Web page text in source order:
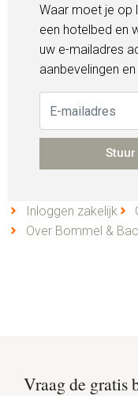
Waar moet je op
een hotelbed en
uw e-mailadres
aanbevelingen
Inloggen zakelijk
Over Bommel &
Vraag de gratis